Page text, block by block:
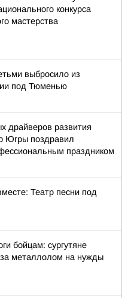
конкурса
мастерства
выбросило из
под Тюменью
драйверов развития
Югры поздравил
праздником
Театр песни под
бойцам: сургутяне
металлолом на нужды